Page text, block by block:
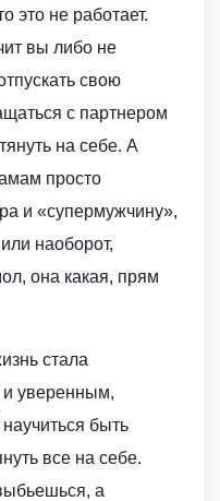
это не работает.
вы либо не
свою
с партнером
на себе. А
просто
и «супермужчину»,
наоборот,
она какая, прям
стала
уверенным,
быть
все на себе.
а